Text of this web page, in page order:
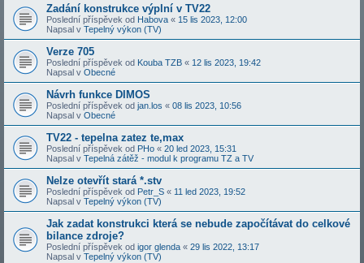
Zadání konstrukce výplní v TV22
Poslední příspěvek od Habova « 15 lis 2023, 12:00
Napsal v Tepelný výkon (TV)
Verze 705
Poslední příspěvek od Kouba TZB « 12 lis 2023, 19:42
Napsal v Obecné
Návrh funkce DIMOS
Poslední příspěvek od jan.los « 08 lis 2023, 10:56
Napsal v Obecné
TV22 - tepelna zatez te,max
Poslední příspěvek od PHo « 20 led 2023, 15:31
Napsal v Tepelná zátěž - modul k programu TZ a TV
Nelze otevřít stará *.stv
Poslední příspěvek od Petr_S « 11 led 2023, 19:52
Napsal v Tepelný výkon (TV)
Jak zadat konstrukci která se nebude započítávat do celkové
bilance zdroje?
Poslední příspěvek od igor glenda « 29 lis 2022, 13:17
Napsal v Tepelný výkon (TV)